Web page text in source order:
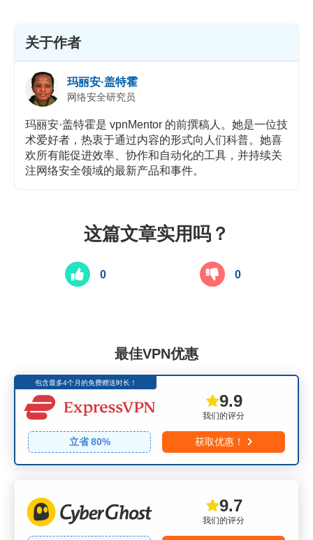
关于作者
玛丽安·盖特霍
网络安全研究员
玛丽安·盖特霍是 vpnMentor 的前撰稿人。她是一位技
术爱好者，热衷于通过内容的形式向人们科普。她喜
欢所有能促进效率、协作和自动化的工具，并持续关
注网络安全领域的最新产品和事件。
这篇文章实用吗？
0 0
最佳VPN优惠
包含最多4个月的免费赠送时长！
我们的评分
9.9
立省 80% 获取优惠！
我们的评分
9.7